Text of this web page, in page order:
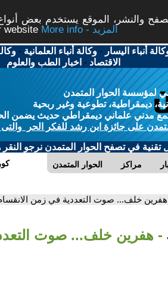
والنشر، الموقع يستخدم بعض
website
More info - المزيد
أنباء اليسار -وكالة أنباء العلمانية -
الاقتصاد - اخبار الطب والعلوم
لمؤسسة الحوار المتمدن
ديمقراطية، تطوعية وغير ربحية
مدني علماني ديمقراطي حديث يضمن
على جائزة ابن رشد للفكر الحر والتى
تقنية في تصفح الحوار المتمدن نرجو النقر
الحوار المتمدن مراكز
خلف... صوت التعددية في زمن
- هفرين خلف... صوت